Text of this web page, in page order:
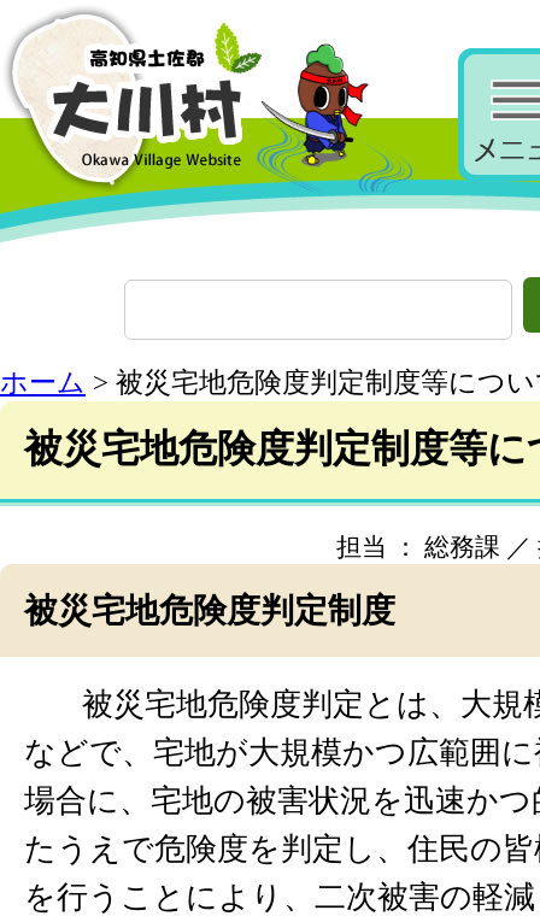
ホーム > 被災宅地危険度判定制度等につ
被災宅地危険度判定制度等に
担当 ： 総務課 ／
被災宅地危険度判定制度
被災宅地危険度判定とは、大規
などで、宅地が大規模かつ広範囲
場合に、宅地の被害状況を迅速か
たうえで危険度を判定し、住民の
を行うことにより、二次被害の軽